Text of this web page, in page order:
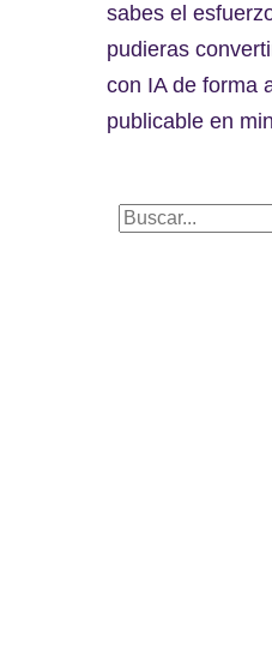
sabes el
pudieras
con IA de forma
publicable en